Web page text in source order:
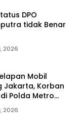
DPO
tidak Benar
2026
Mobil
Jakarta, Korban
Polda Metro
2026